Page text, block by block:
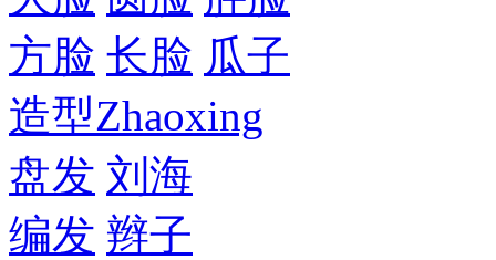
方脸 长脸 瓜子
造型Zhaoxing
盘发 刘海
编发 辫子